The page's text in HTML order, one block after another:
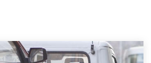
kiezen om direct uw sloopauto te
laten halen door de Sloopauto